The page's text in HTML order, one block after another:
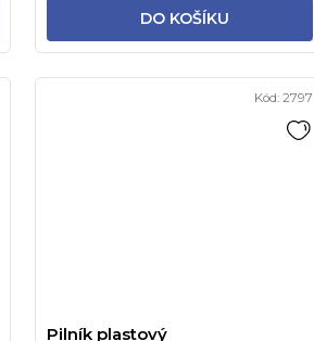
DO KOŠÍKU
Pilník plastový
Kód: 2797